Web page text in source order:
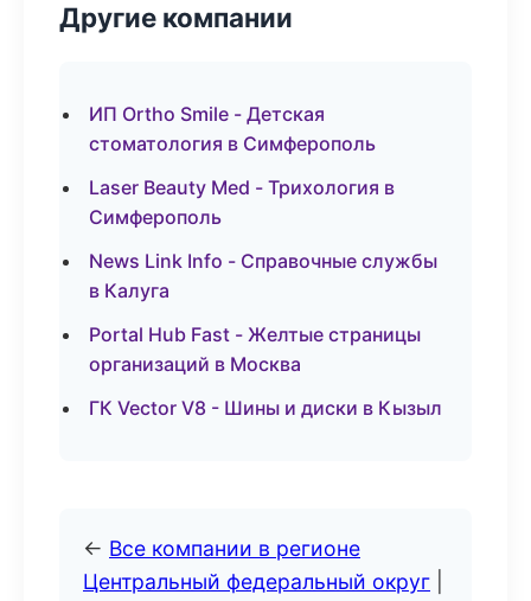
Другие компании
ИП Ortho Smile - Детская
стоматология в Симферополь
Laser Beauty Med - Трихология в
Симферополь
News Link Info - Справочные службы
в Калуга
Portal Hub Fast - Желтые страницы
организаций в Москва
ГК Vector V8 - Шины и диски в Кызыл
← Все компании в регионе
Центральный федеральный округ